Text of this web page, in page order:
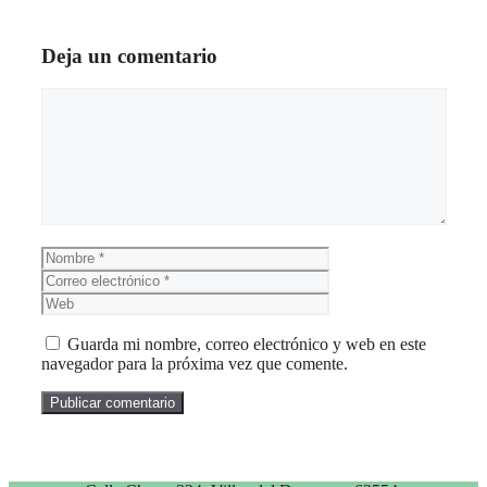
Deja un comentario
Nombre
electrónico
Guarda mi nombre, correo electrónico y web en este
navegador para la próxima vez que comente.